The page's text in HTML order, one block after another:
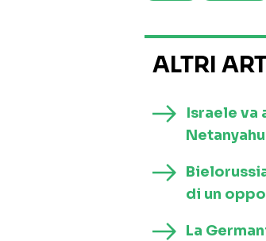
ALTRI
Israele va
Netanyahu
di un
La